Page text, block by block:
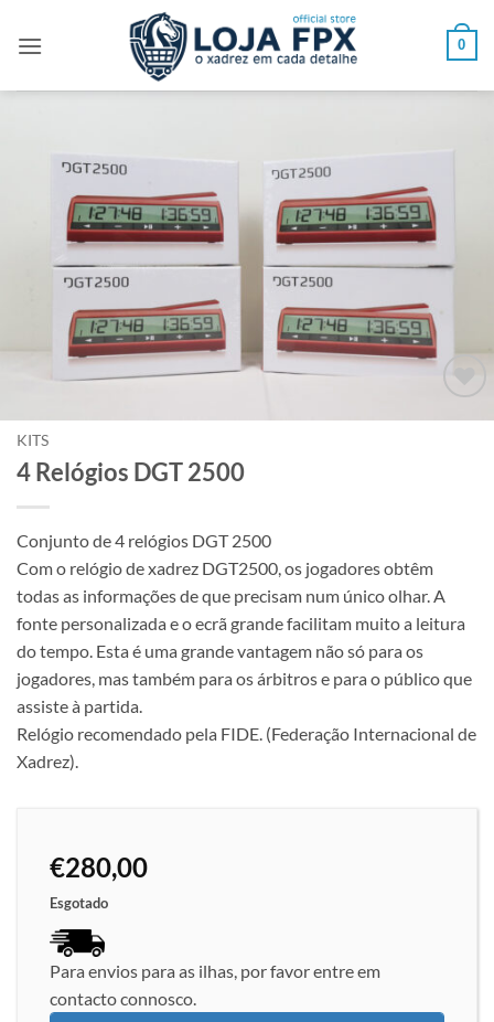
0
Adicionar
KITS
4 Relógios DGT 2500
Conjunto de 4 relógios DGT 2500
Com o relógio de xadrez DGT2500, os jogadores obtêm
todas as informações de que precisam num único olhar. A
fonte personalizada e o ecrã grande facilitam muito a leitura
do tempo. Esta é uma grande vantagem não só para os
jogadores, mas também para os árbitros e para o público que
assiste à partida.
Relógio recomendado pela FIDE. (Federação Internacional de
Xadrez).
€280,00
Esgotado
Para envios para as ilhas, por favor entre em
contacto connosco.